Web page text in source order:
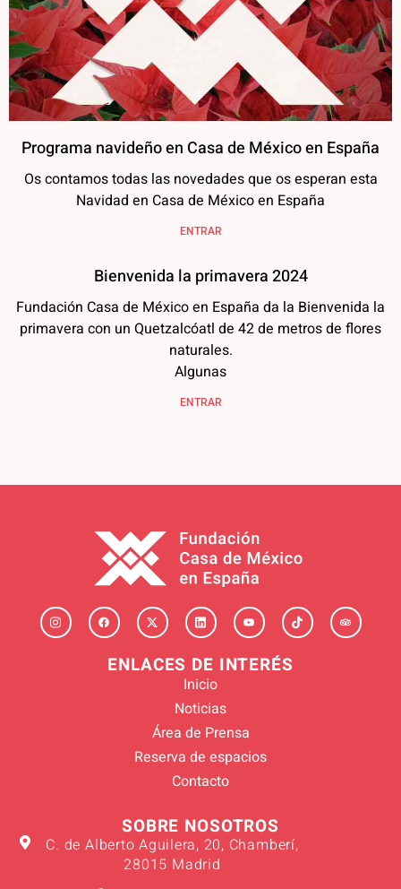
Programa navideño en Casa de México en España
Os contamos todas las novedades que os esperan esta
Navidad en Casa de México en España
ENTRAR
Bienvenida la primavera 2024
Fundación Casa de México en España da la Bienvenida la
primavera con un Quetzalcóatl de 42 de metros de flores
naturales.
Algunas
ENTRAR
ENLACES DE INTERÉS
Inicio
Noticias
Área de Prensa
Reserva de espacios
Contacto
SOBRE NOSOTROS
C. de Alberto Aguilera, 20, Chamberí,
28015 Madrid